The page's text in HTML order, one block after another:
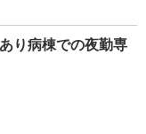
り病棟での夜勤専